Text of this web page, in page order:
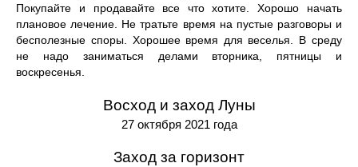
Покупайте и продавайте все что хотите. Хорошо начать
плановое лечение. Не тратьте время на пустые разговоры и
бесполезные споры. Хорошее время для веселья. В среду
не надо заниматься делами вторника, пятницы и
воскресенья.
Восход и заход Луны
27 октября 2021 года
Заход за горизонт